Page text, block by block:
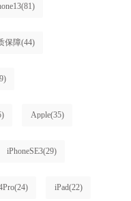
(81)
保障(44)
Apple(35)
iPhoneSE3(29)
(24) iPad(22)